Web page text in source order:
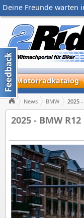
Deine Freunde warten
Motorradkatalog
News BMW 2025
2025 - BMW R12